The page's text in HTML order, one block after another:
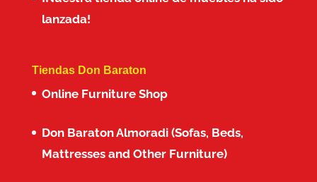
lanzada!
Tiendas Don Baraton
Online Furniture Shop
Don Baraton Almoradi (Sofas, Beds,
Mattresses and Other Furniture)